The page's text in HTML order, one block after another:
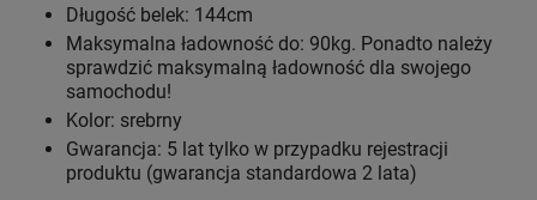
Długość belek: 144cm
Maksymalna ładowność do: 90kg. Ponadto należy
sprawdzić maksymalną ładowność dla swojego
samochodu!
Kolor: srebrny
Gwarancja: 5 lat tylko w przypadku rejestracji
produktu (gwarancja standardowa 2 lata)